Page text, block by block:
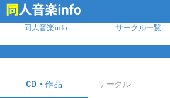
同人音楽info サークル一覧
CD・作品 サークル